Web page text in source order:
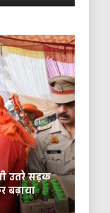
उतरे सड़क
बढ़ाया